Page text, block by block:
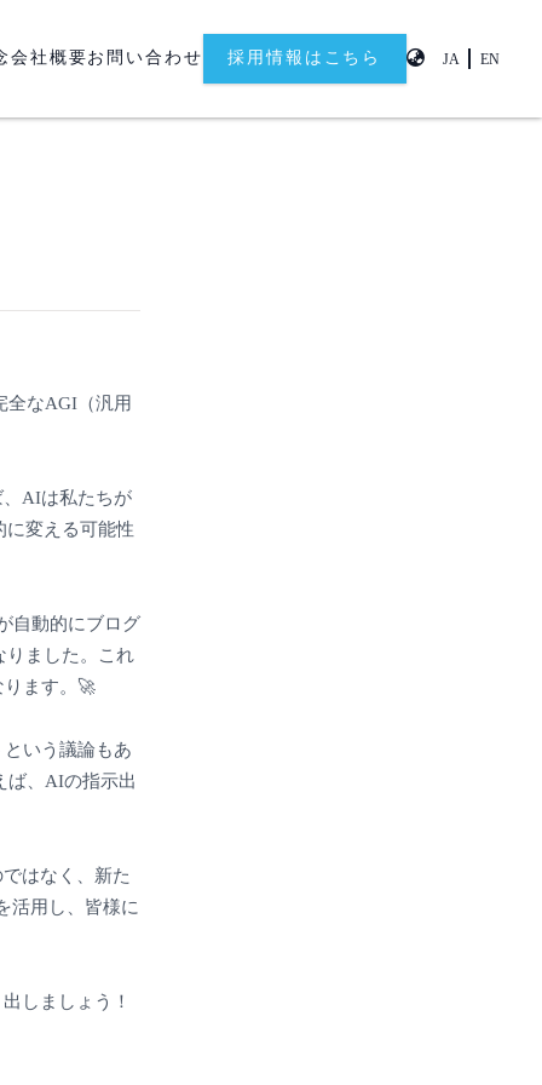
会社概要お問い合わせ 採用情報はこちら JA EN
全なAGI（汎用
AIは私たちが
に変える可能性
自動的にブログ
りました。これ
ます。🚀
いう議論もあ
ば、AIの指示出
はなく、新た
活用し、皆様に
しましょう！